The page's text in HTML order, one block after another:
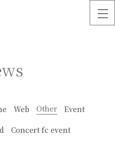
Web Other Event
Concert fc event